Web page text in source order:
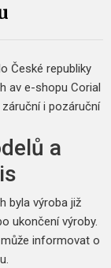
České republiky
av e-shopu Corial
i pozáruční
a
byla výroba již
ukončení výroby.
informovat o